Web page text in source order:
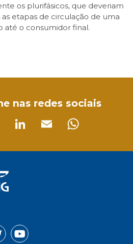
os plurifásicos, que deveriam
etapas de circulação de uma
até o consumidor final.
nas redes sociais